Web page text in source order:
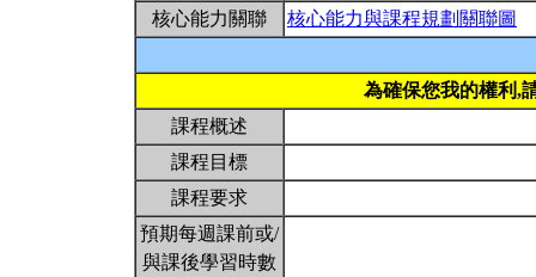
核心能力關聯
核心能力與課程規劃關聯圖
為確保您我的權利,
課程概述
課程目標
課程要求
預期每週課前或/
與課後學習時數